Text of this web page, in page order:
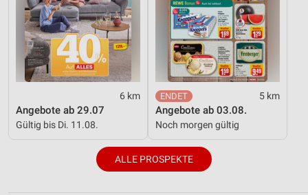
6 km
Angebote ab 29.07
Gültig bis Di. 11.08.
5 km
Angebote ab 03.08.
Noch morgen gültig
ALLE PROSPEKTE